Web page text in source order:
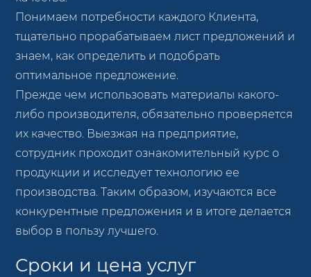
Понимаем потребности каждого Клиента,
тщательно прорабатываем лист предложений и
знаем, как определить и подобрать
оптимальное предложение.
Прежде чем использовать материалы какого-
либо производителя, обязательно проверяется
их качество. Выезжая на предприятие,
сотрудник проходит ознакомительный курс о
продукции и исследует технологию ее
производства. Таким образом, изучаются все
конкурентные предложения и в итоге делается
выбор в пользу лучшего.
Сроки и цена услуг